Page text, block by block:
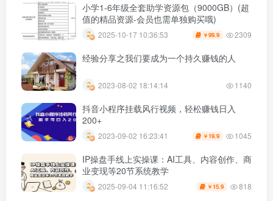
小学1-6年级全套助学资源包（9000GB）(超
值的精品资源-会员也需单独购买哦)
2025-10-17 10:36:53 ￥99.9 2309
经验分享之我们要成为一个持久赚钱的人
2023-08-02 18:14:14 1140
抖音小程序挂载风行视频，轻松赚钱日入
200+
2023-09-02 16:23:41 ￥ 19.9 1045
IP操盘手线上实操课：AI工具、内容创作、商
业变现等20节系统教学
2025-09-04 11:16:52 ￥ 15.9 818